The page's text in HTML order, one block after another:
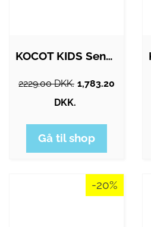
KOCOT KIDS Seng babydreams blå ballon…
2229.00 DKK. 1,783.20
DKK.
Gå til shop
-20%